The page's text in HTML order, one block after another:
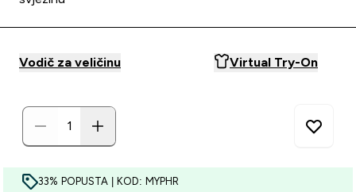
Vodič za veličinu Virtual Try-On
33% POPUSTA | KOD: MYPHR